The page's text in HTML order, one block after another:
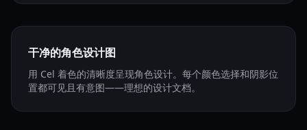
干净的角色设计图
用 Cel 着色的清晰度呈现角色设计。每个颜色选择和阴影位
置都可见且有意图——理想的设计文档。